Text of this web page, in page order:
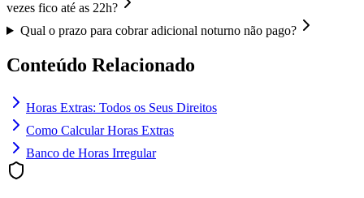
vezes fico até as 22h?
Qual o prazo para cobrar adicional noturno não pago?
Conteúdo Relacionado
Horas Extras: Todos os Seus Direitos
Como Calcular Horas Extras
Banco de Horas Irregular